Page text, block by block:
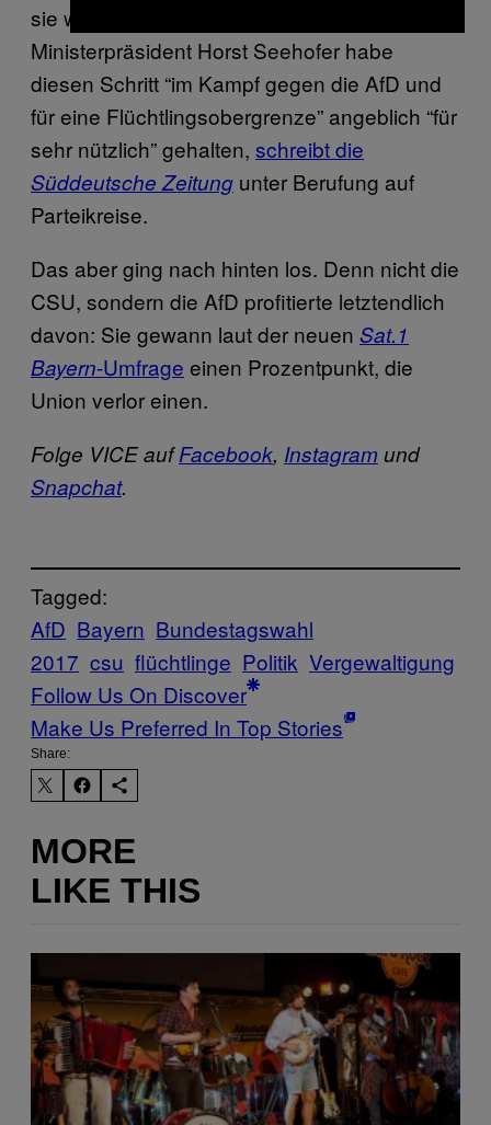
sie wissen müsste, was sie auslösen?
Ministerpräsident Horst Seehofer habe
diesen Schritt “im Kampf gegen die AfD und
für eine Flüchtlingsobergrenze” angeblich “für
sehr nützlich” gehalten, schreibt die
Süddeutsche Zeitung unter Berufung auf
Parteikreise.
Das aber ging nach hinten los. Denn nicht die
CSU, sondern die AfD profitierte letztendlich
davon: Sie gewann laut der neuen Sat.1
Bayern-Umfrage einen Prozentpunkt, die
Union verlor einen.
Folge VICE aufFacebook, Instagramund
Snapchat.
Tagged:
AfD Bayern Bundestagswahl
2017 csu flüchtlinge Politik Vergewaltigung
Follow Us On Discover
Make Us Preferred In Top Stories
Share:
MORE
LIKE THIS